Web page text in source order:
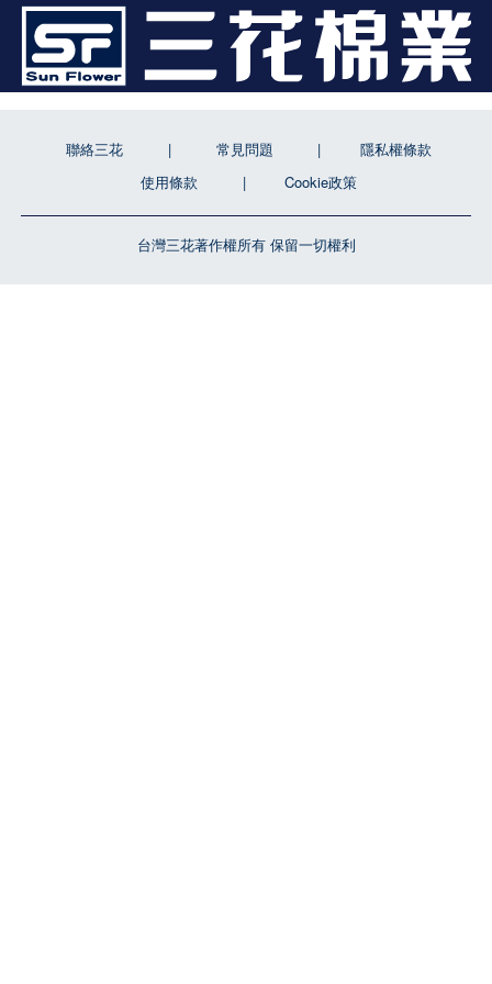
台灣三花著作權所有 保留一切權利
聯絡三花 常見問題
隱私權條款
使用條款
Cookie政策